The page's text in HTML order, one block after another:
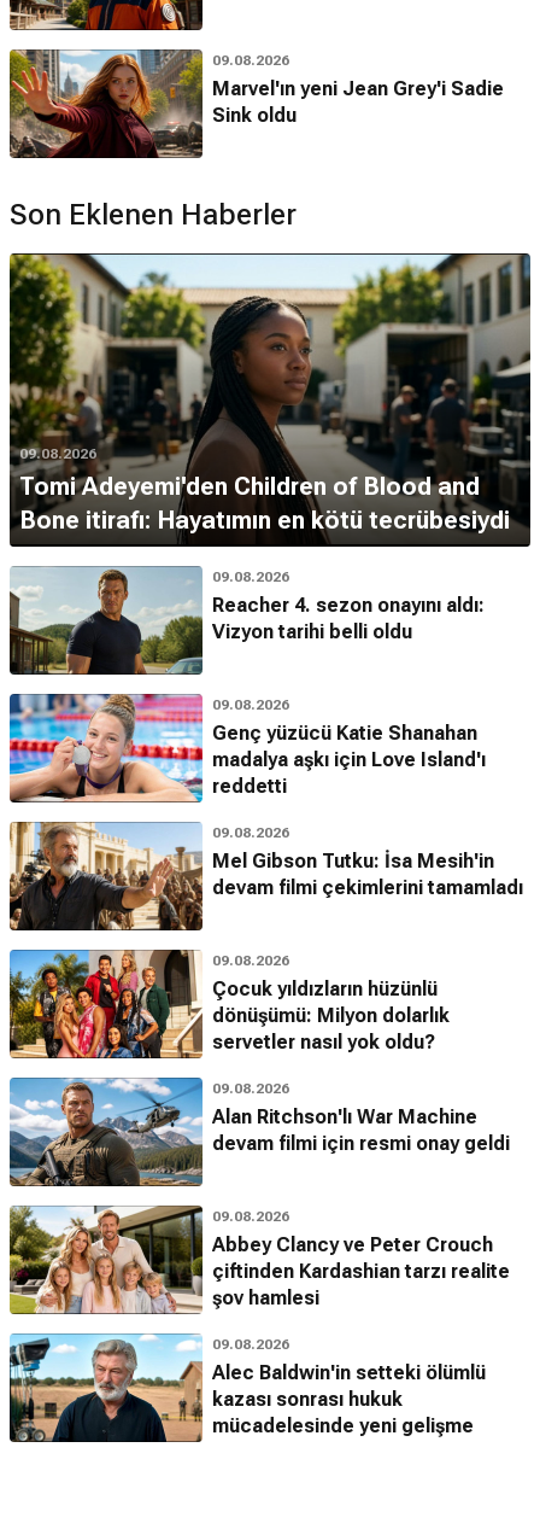
09.08.2026
Marvel'ın yeni Jean Grey'i Sadie
Sink oldu
Son Eklenen Haberler
09.08.2026
Tomi Adeyemi'den Children of Blood and
Bone itirafı: Hayatımın en kötü tecrübesiydi
09.08.2026
Reacher 4. sezon onayını aldı:
Vizyon tarihi belli oldu
09.08.2026
Genç yüzücü Katie Shanahan
madalya aşkı için Love Island'ı
reddetti
09.08.2026
Mel Gibson Tutku: İsa Mesih'in
devam filmi çekimlerini tamamladı
09.08.2026
Çocuk yıldızların hüzünlü
dönüşümü: Milyon dolarlık
servetler nasıl yok oldu?
09.08.2026
Alan Ritchson'lı War Machine
devam filmi için resmi onay geldi
09.08.2026
Abbey Clancy ve Peter Crouch
çiftinden Kardashian tarzı realite
şov hamlesi
09.08.2026
Alec Baldwin'in setteki ölümlü
kazası sonrası hukuk
mücadelesinde yeni gelişme